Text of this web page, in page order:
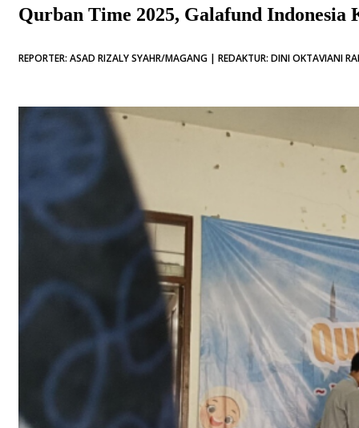
Qurban Time 2025, Galafund
REPORTER: ASAD RIZALY SYAHR/MAGANG | REDAKTUR: DINI OKTAVIANI